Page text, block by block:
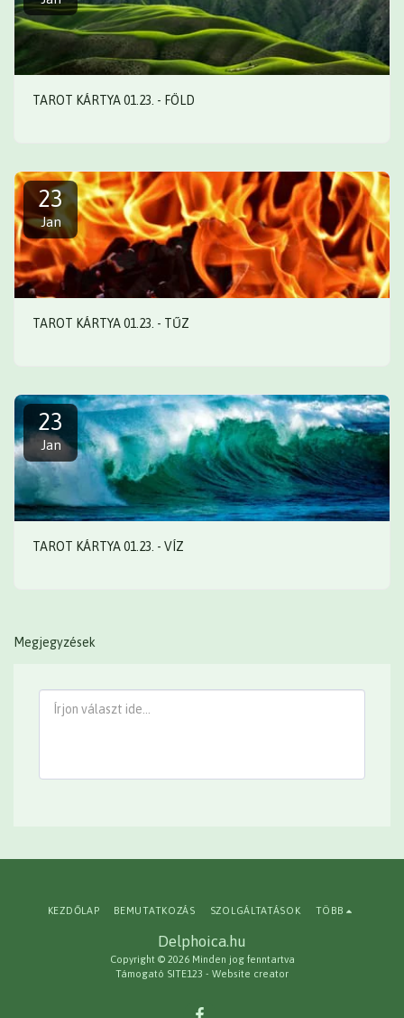
TAROT KÁRTYA 01.23. - FÖLD
23
Jan
TAROT KÁRTYA 01.23. - TŰZ
23
Jan
TAROT KÁRTYA 01.23. - VÍZ
Megjegyzések
Delphoica.hu
Copyright © 2026 Minden jog fenntartva
Támogató SITE123 - Website creator
KEZDŐLAP BEMUTATKOZÁS SZOLGÁLTATÁSOK TÖBB